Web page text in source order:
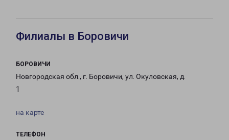
Филиалы в Боровичи
БОРОВИЧИ
Новгородская обл., г. Боровичи, ул. Окуловская, д.
1
на карте
ТЕЛЕФОН